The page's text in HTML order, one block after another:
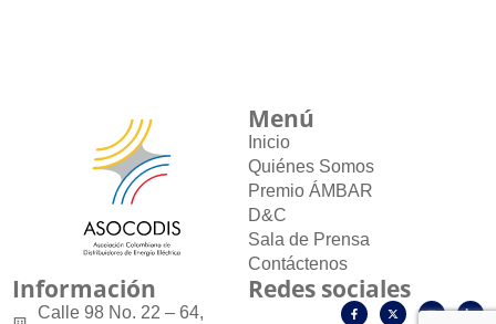
Menú
Inicio
Quiénes Somos
Premio ÁMBAR
D&C
Sala de Prensa
Contáctenos
Información
Calle 98 No. 22 – 64,
Redes sociales